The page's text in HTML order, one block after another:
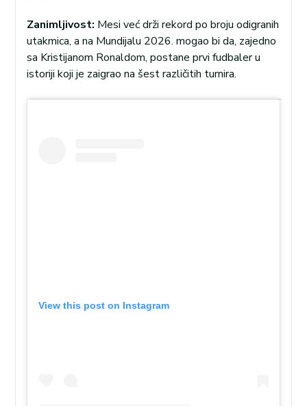
Zanimljivost: Mesi već drži rekord po broju odigranih
utakmica, a na Mundijalu 2026. mogao bi da, zajedno
sa Kristijanom Ronaldom, postane prvi fudbaler u
istoriji koji je zaigrao na šest različitih turnira.
View this post on Instagram